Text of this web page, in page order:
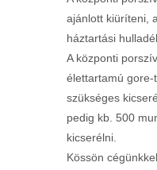
ajánlott kiüríteni,
háztartási
A központi
élettartamú
szükséges
pedig kb. 500
kicserélni.
Kössön